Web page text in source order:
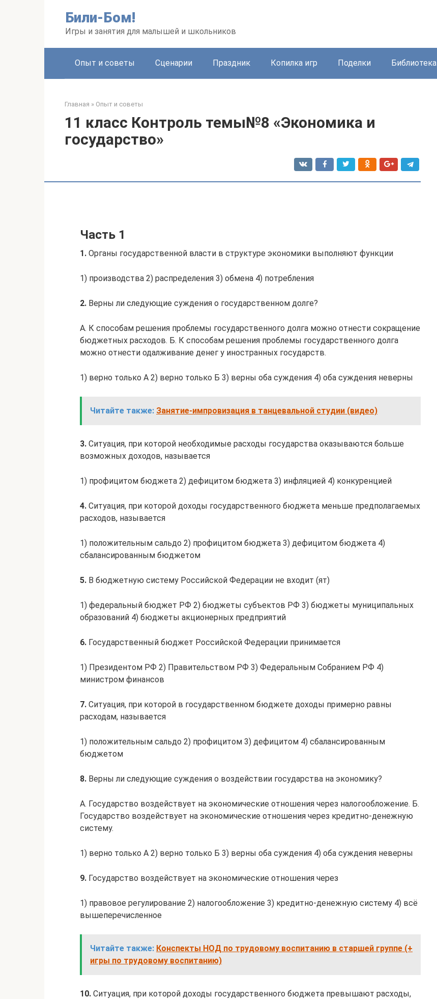
Били-Бом!
Игры и занятия для малышей и школьников
Опыт и советы Сценарии Праздник Копилка игр Поделки Библиотека
Главная » Опыт и советы
11 класс Контроль темы№8 «Экономика и
государство»
Часть 1
1. Органы государственной власти в структуре экономики выполняют функции
1) производства 2) распределения 3) обмена 4) потребления
2. Верны ли следующие суждения о государственном долге?
А. К способам решения проблемы государственного долга можно отнести сокращение
бюджетных расходов. Б. К способам решения проблемы государственного долга
можно отнести одалживание денег у иностранных государств.
1) верно только А 2) верно только Б 3) верны оба суждения 4) оба суждения неверны
Читайте также: Занятие-импровизация в танцевальной студии (видео)
3. Ситуация, при которой необходимые расходы государства оказываются больше
возможных доходов, называется
1) профицитом бюджета 2) дефицитом бюджета 3) инфляцией 4) конкуренцией
4. Ситуация, при которой доходы государственного бюджета меньше предполагаемых
расходов, называется
1) положительным сальдо 2) профицитом бюджета 3) дефицитом бюджета 4)
сбалансированным бюджетом
5. В бюджетную систему Российской Федерации не входит (ят)
1) федеральный бюджет РФ 2) бюджеты субъектов РФ 3) бюджеты муниципальных
образований 4) бюджеты акционерных предприятий
6. Государственный бюджет Российской Федерации принимается
1) Президентом РФ 2) Правительством РФ 3) Федеральным Собранием РФ 4)
министром финансов
7. Ситуация, при которой в государственном бюджете доходы примерно равны
расходам, называется
1) положительным сальдо 2) профицитом 3) дефицитом 4) сбалансированным
бюджетом
8. Верны ли следующие суждения о воздействии государства на экономику?
А. Государство воздействует на экономические отношения через налогообложение. Б.
Государство воздействует на экономические отношения через кредитно-денежную
систему.
1) верно только А 2) верно только Б 3) верны оба суждения 4) оба суждения неверны
9. Государство воздействует на экономические отношения через
1) правовое регулирование 2) налогообложение 3) кредитно-денежную систему 4) всё
вышеперечисленное
Читайте также: Конспекты НОД по трудовому воспитанию в старшей группе (+
игры по трудовому воспитанию)
10. Ситуация, при которой доходы государственного бюджета превышают расходы,